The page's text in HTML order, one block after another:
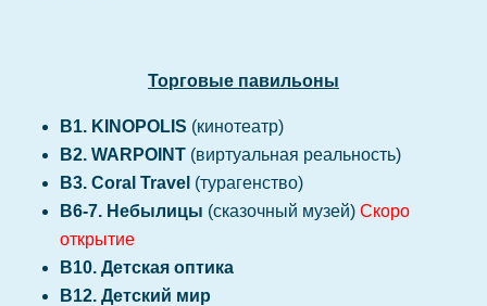
Торговые павильоны
B1. KINOPOLIS (кинотеатр)
В2. WARPOINT (виртуальная реальность)
В3. Coral Travel (турагенство)
В6-7. Небылицы (сказочный музей) Скоро
открытие
В10. Детская оптика
В12. Детский мир